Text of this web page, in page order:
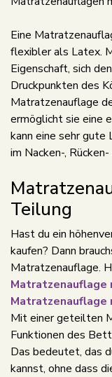
Eine
flexibler als Latex.
Eigenschaft, sich
Druckpunkten des
Matratzenauflage
ermöglicht sie eine
kann eine sehr gute
im Nacken-,
Teilung
Hast du ein
kaufen? Dann
Matratzenauflage.
Mit einer geteilten
Funktionen des
Das bedeutet, das
kannst, ohne dass